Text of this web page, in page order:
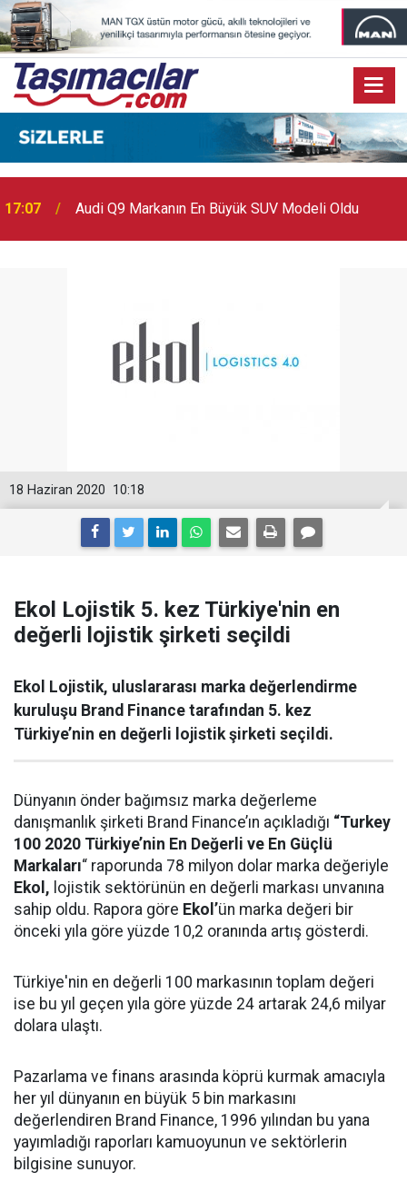
17:07 Audi Q9 Markanın En Büyük SUV Modeli Oldu
10:18
18 Haziran 2020
Ekol Lojistik 5. kez Türkiye'nin en
değerli lojistik şirketi seçildi
Ekol Lojistik, uluslararası marka değerlendirme
kuruluşu Brand Finance tarafından 5. kez
Türkiye’nin en değerli lojistik şirketi seçildi.
Dünyanın önder bağımsız marka değerleme
danışmanlık şirketi Brand Finance’ın açıkladığı “Turkey
100 2020 Türkiye’nin En Değerli ve En Güçlü
Markaları“ raporunda 78 milyon dolar marka değeriyle
Ekol, lojistik sektörünün en değerli markası unvanına
sahip oldu. Rapora göre Ekol’ün marka değeri bir
önceki yıla göre yüzde 10,2 oranında artış gösterdi.
Türkiye'nin en değerli 100 markasının toplam değeri
ise bu yıl geçen yıla göre yüzde 24 artarak 24,6 milyar
dolara ulaştı.
Pazarlama ve finans arasında köprü kurmak amacıyla
her yıl dünyanın en büyük 5 bin markasını
değerlendiren Brand Finance, 1996 yılından bu yana
yayımladığı raporları kamuoyunun ve sektörlerin
bilgisine sunuyor.